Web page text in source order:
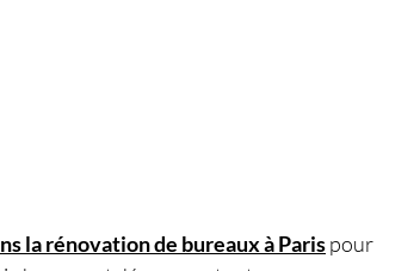
la rénovation de bureaux à Paris pour